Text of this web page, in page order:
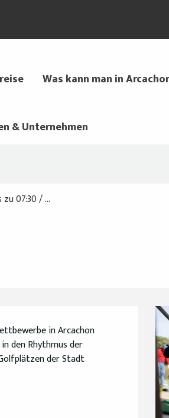
Was kann man in
& Unternehmen
07:30 / ...
in Arcachon
den Rhythmus der
der Stadt